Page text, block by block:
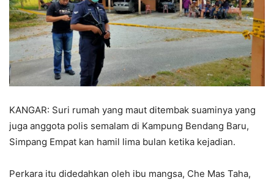
KANGAR: Suri rumah yang maut ditembak suaminya yang
juga anggota polis semalam di Kampung Bendang Baru,
Simpang Empat kan hamil lima bulan ketika kejadian.
Perkara itu didedahkan oleh ibu mangsa, Che Mas Taha,